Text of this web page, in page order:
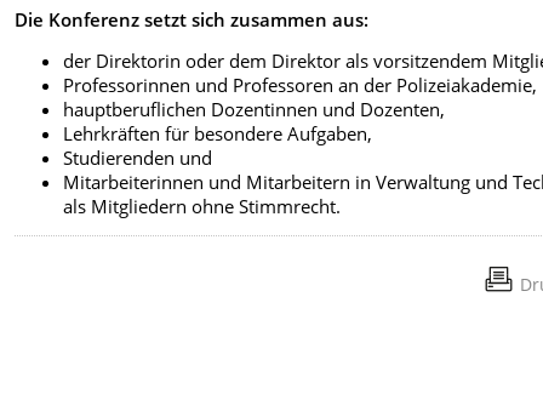
Die Konferenz setzt sich zusammen aus:
der Direktorin oder dem Direktor als vorsitzendem
Professorinnen und Professoren an der Polizeiakademie,
hauptberuflichen Dozentinnen und Dozenten,
Lehrkräften für besondere Aufgaben,
Studierenden und
Mitarbeiterinnen und Mitarbeitern in Verwaltung und
als Mitgliedern ohne Stimmrecht.